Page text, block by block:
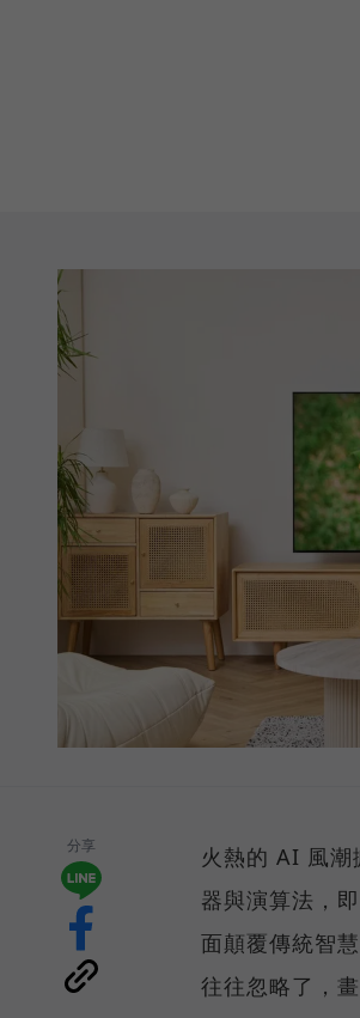
分享
火熱的 AI 風
器與演算法，
面顛覆傳統智
往往忽略了，